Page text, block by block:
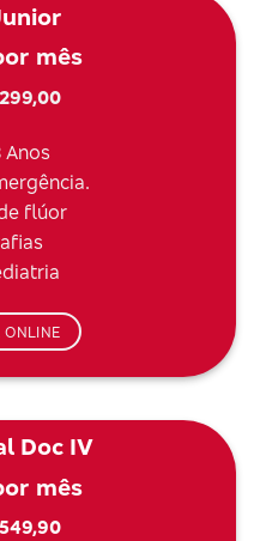
mês
Anos
flúor
ONLINE
Doc IV
mês